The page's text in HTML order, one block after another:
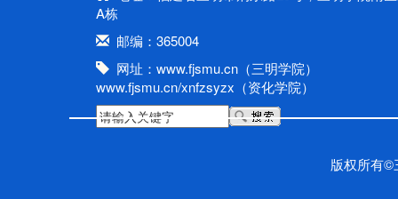
A栋
邮编：365004
网址：www.fjsmu.cn（三明学院）
www.fjsmu.cn/xnfzsyzx（资化学院）
版权所有©